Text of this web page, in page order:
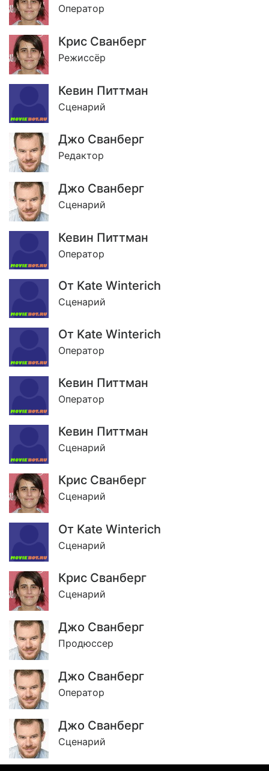
Оператор
Крис Сванберг
Режиссёр
Кевин Питтман
Сценарий
Джо Сванберг
Редактор
Джо Сванберг
Сценарий
Кевин Питтман
Оператор
От Kate Winterich
Сценарий
От Kate Winterich
Оператор
Кевин Питтман
Оператор
Кевин Питтман
Сценарий
Крис Сванберг
Сценарий
От Kate Winterich
Сценарий
Крис Сванберг
Сценарий
Джо Сванберг
Продюссер
Джо Сванберг
Оператор
Джо Сванберг
Сценарий